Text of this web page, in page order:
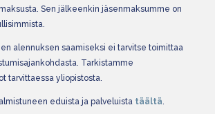
Sen jälkeenkin jäsenmaksumme on
alennuksen saamiseksi ei tarvitse toimittaa
Tarkistamme
tarvittaessa yliopistosta.
eduista ja palveluista täältä.